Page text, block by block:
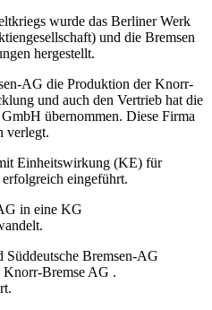
wurde das Berliner Werk
und die Bremsen
hergestellt.
AG die Produktion der Knorr-
und auch den Vertrieb hat die
übernommen. Diese Firma
verlegt.
Einheitswirkung (KE) für
eingeführt.
in eine KG
Bremsen-AG
Knorr-Bremse AG .